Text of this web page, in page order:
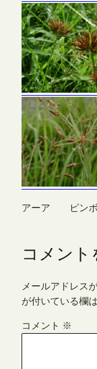
アーア ピンボ
コメント
メールアドレス
が付いている欄
コメント ※